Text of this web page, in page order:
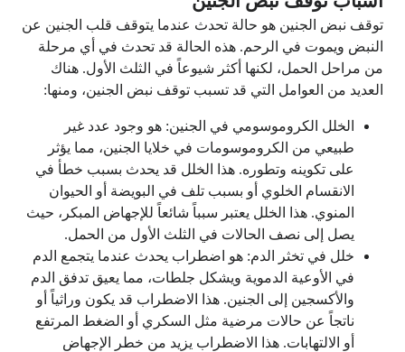
توقف نبض الجنين هو حالة تحدث عندما يتوقف قلب الجنين عن
النبض ويموت في الرحم. هذه الحالة قد تحدث في أي مرحلة
من مراحل الحمل، لكنها أكثر شيوعاً في الثلث الأول. هناك
العديد من العوامل التي قد تسبب توقف نبض الجنين، ومنها:
الخلل الكروموسومي في الجنين: هو وجود عدد غير
طبيعي من الكروموسومات في خلايا الجنين، مما يؤثر
على تكوينه وتطوره. هذا الخلل قد يحدث بسبب خطأ في
الانقسام الخلوي أو بسبب تلف في البويضة أو الحيوان
المنوي. هذا الخلل يعتبر سبباً شائعاً للإجهاض المبكر، حيث
يصل إلى نصف الحالات في الثلث الأول من الحمل.
خلل في تخثر الدم: هو اضطراب يحدث عندما يتجمع الدم
في الأوعية الدموية ويشكل جلطات، مما يعيق تدفق الدم
والأكسجين إلى الجنين. هذا الاضطراب قد يكون وراثياً أو
ناتجاً عن حالات مرضية مثل السكري أو الضغط المرتفع
أو الالتهابات. هذا الاضطراب يزيد من خطر الإجهاض